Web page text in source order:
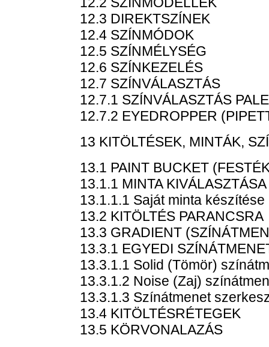
12.3 DIREKTSZÍNEK
12.4 SZÍNMÓDOK
12.5 SZÍNMÉLYSÉG
12.6 SZÍNKEZELÉS
12.7 SZÍNVÁLASZTÁS
12.7.1 SZÍNVÁLASZTÁS
12.7.2 EYEDROPPER
13 KITÖLTÉSEK, MINTÁK,
13.1 PAINT BUCKET
13.1.1 MINTA KIVÁLASZTÁSA
13.1.1.1 Saját minta készítése
13.2 KITÖLTÉS PARANCSRA
13.3 GRADIENT
13.3.1 EGYEDI
13.3.1.1 Solid (Tömör)
13.3.1.2 Noise (Zaj)
13.3.1.3 Színátmenet
13.4 KITÖLTÉSRÉTEGEK
13.5 KÖRVONALAZÁS